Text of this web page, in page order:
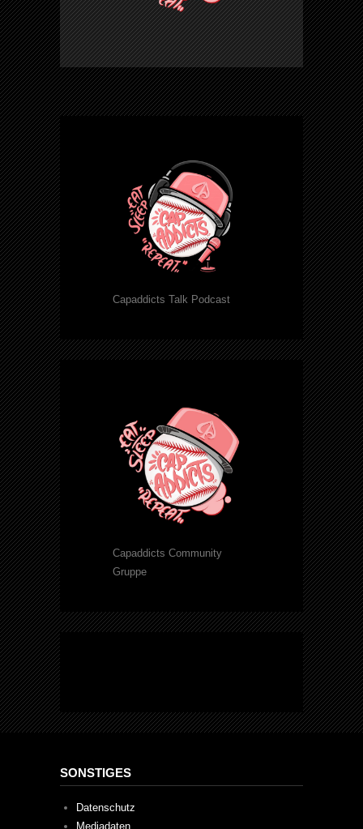
Capaddicts Talk Podcast
Capaddicts Community
Gruppe
SONSTIGES
Datenschutz
Mediadaten